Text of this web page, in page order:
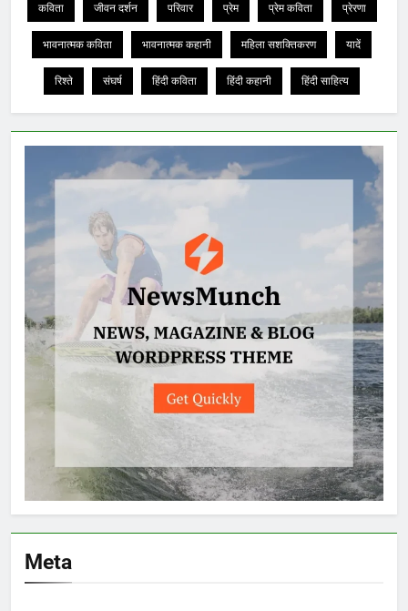
कविता जीवन दर्शन परिवार प्रेम प्रेम कविता प्रेरणा
भावनात्मक कविता भावनात्मक कहानी महिला सशक्तिकरण यादें
रिश्ते संघर्ष हिंदी कविता हिंदी कहानी हिंदी साहित्य
Meta